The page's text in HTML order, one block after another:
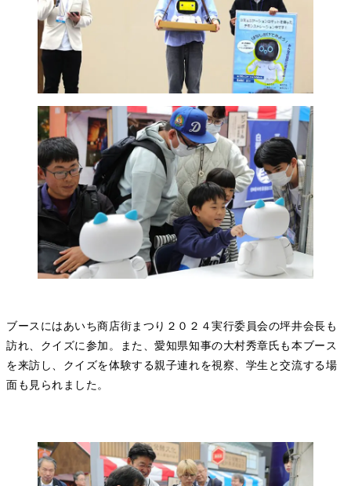
ブースにはあいち商店街まつり２０２４実行委員会の坪井会長も
訪れ、クイズに参加。また、愛知県知事の大村秀章氏も本ブース
を来訪し、クイズを体験する親子連れを視察、学生と交流する場
面も見られました。